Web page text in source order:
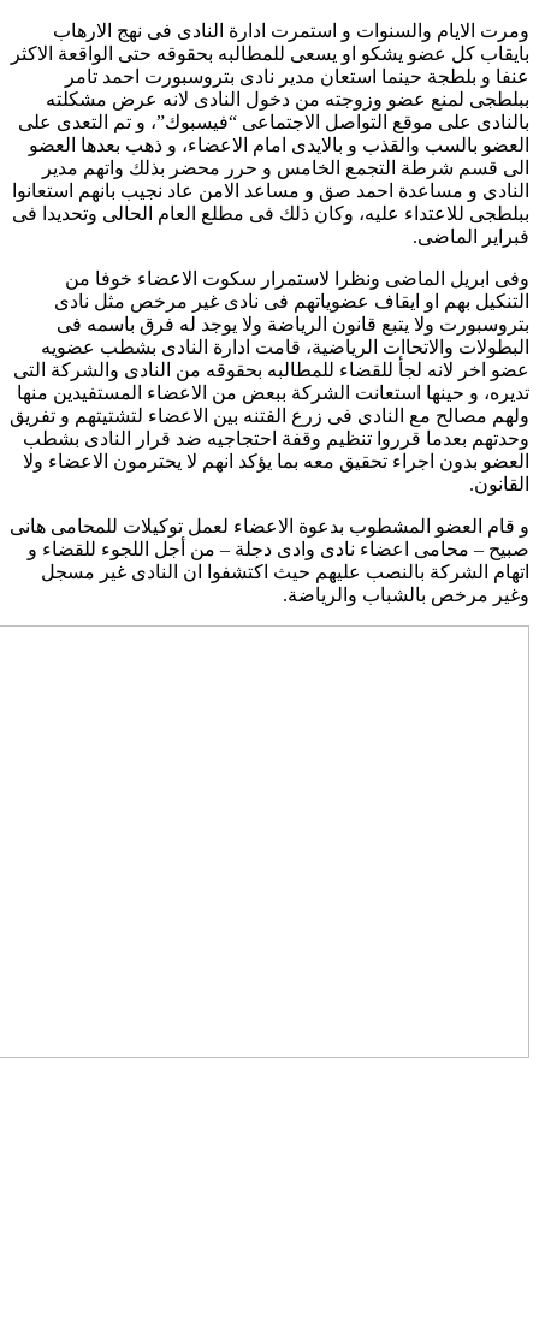
ومرت الايام والسنوات و استمرت ادارة النادى فى نهج الارهاب
بايقاب كل عضو يشكو او يسعى للمطالبه بحقوقه حتى الواقعة الاكثر
عنفا و بلطجة حينما استعان مدير نادى بتروسبورت احمد تامر
ببلطجى لمنع عضو وزوجته من دخول النادى لانه عرض مشكلته
بالنادى على موقع التواصل الاجتماعى “فيسبوك”، و تم التعدى على
العضو بالسب والقذب و بالايدى امام الاعضاء، و ذهب بعدها العضو
الى قسم شرطة التجمع الخامس و حرر محضر بذلك واتهم مدير
النادى و مساعدة احمد صق و مساعد الامن عاد نجيب بانهم استعانوا
ببلطجى للاعتداء عليه، وكان ذلك فى مطلع العام الحالى وتحديدا فى
فبراير الماضى.
وفى ابريل الماضى ونظرا لاستمرار سكوت الاعضاء خوفا من
التنكيل بهم او ايقاف عضوياتهم فى نادى غير مرخص مثل نادى
بتروسبورت ولا يتبع قانون الرياضة ولا يوجد له فرق باسمه فى
البطولات والاتحاات الرياضية، قامت ادارة النادى بشطب عضويه
عضو اخر لانه لجأ للقضاء للمطالبه بحقوقه من النادى والشركة التى
تديره، و حينها استعانت الشركة ببعض من الاعضاء المستفيدين منها
ولهم مصالح مع النادى فى زرع الفتنه بين الاعضاء لتشتيتهم و تفريق
وحدتهم بعدما قرروا تنظيم وقفة احتجاجيه ضد قرار النادى بشطب
العضو بدون اجراء تحقيق معه بما يؤكد انهم لا يحترمون الاعضاء ولا
القانون.
و قام العضو المشطوب بدعوة الاعضاء لعمل توكيلات للمحامى هانى
صبيح – محامى اعضاء نادى وادى دجلة – من أجل اللجوء للقضاء و
اتهام الشركة بالنصب عليهم حيث اكتشفوا ان النادى غير مسجل
وغير مرخص بالشباب والرياضة.